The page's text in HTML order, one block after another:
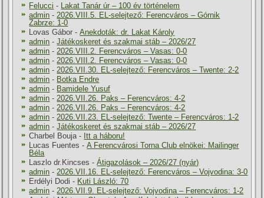
Felucci - Lakat Tanár úr – 100 év történelem
admin - 2026.VIII.5. EL-selejtező: Ferencváros – Górnik
Zabrze: 1-0
Lovas Gábor -Anekdoták: dr. Lakat Károly
admin -Játékoskeret és szakmai stáb – 2026/27
admin - 2026.VIII.2. Ferencváros – Vasas: 0-0
admin - 2026.VIII.2. Ferencváros – Vasas: 0-0
admin - 2026.VII.30. EL-selejtező: Ferencváros – Twente: 2-2
admin - Botka Endre
admin - Bamidele Yusuf
admin - 2026.VII.26. Paks – Ferencváros: 4-2
admin - 2026.VII.26. Paks – Ferencváros: 4-2
admin - 2026.VII.23. EL-selejtező: Twente – Ferencváros: 1-2
admin -Játékoskeret és szakmai stáb – 2026/27
Charbel Bouja - Itt a háboru!
Lucas Fuentes -A Ferencvárosi Torna Club elnökei: Mailinger
Béla
Laszlo dr.Kincses -Átigazolások – 2026/27 (nyár)
admin - 2026.VII.16. EL-selejtező: Ferencváros – Vojvodina: 3-0
Erdélyi Dodi - Kuti László: 70
admin - 2026.VII.9. EL-selejtező: Vojvodina – Ferencváros: 1-2